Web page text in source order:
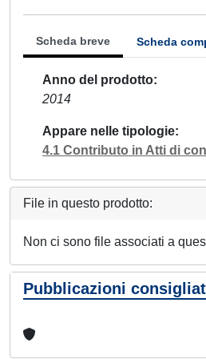
Scheda breve Scheda
Anno del prodotto
2014
Appare nelle tipologie
4.1 Contributo in Atti di
File in questo prodotto:
Non ci sono file associati a
Pubblicazioni